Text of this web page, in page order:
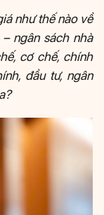
như thế nào về
ngân sách nhà
cơ chế, chính
đầu tư, ngân